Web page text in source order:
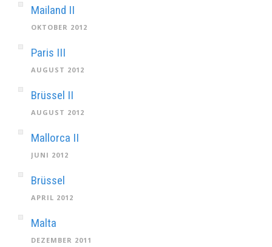
Mailand II
OKTOBER 2012
Paris III
AUGUST 2012
Brüssel II
AUGUST 2012
Mallorca II
JUNI 2012
Brüssel
APRIL 2012
Malta
DEZEMBER 2011